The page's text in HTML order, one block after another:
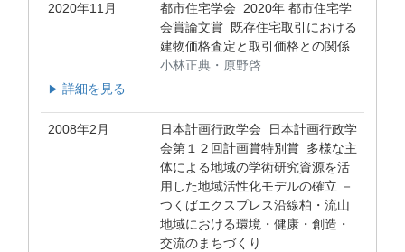
2020年11月
都市住宅学会 2020年 都市住宅学
会賞論文賞 既存住宅取引における
建物価格査定と取引価格との関係
小林正典・原野啓
▶ 詳細を見る
2008年2月
日本計画行政学会 日本計画行政学
会第１２回計画賞特別賞 多様な主
体による地域の学術研究資源を活
用した地域活性化モデルの確立 －
つくばエクスプレス沿線柏・流山
地域における環境・健康・創造・
交流のまちづくり